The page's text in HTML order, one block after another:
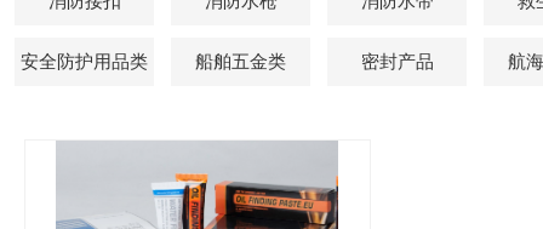
安全防护用品类 船舶五金类 密封产品 航